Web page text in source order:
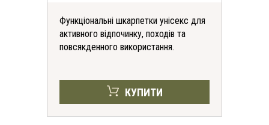
Функціональні шкарпетки унісекс для
активного відпочинку, походів та
повсякденного використання.
КУПИТИ